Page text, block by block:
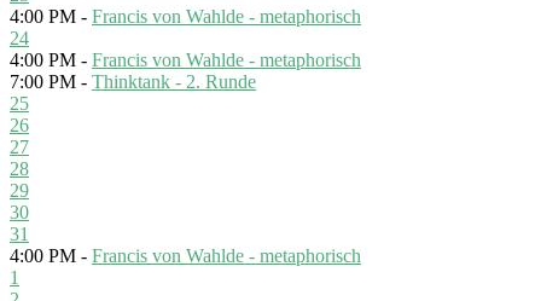
4:00 PM - Francis von Wahlde - metaphorisch
24
4:00 PM - Francis von Wahlde - metaphorisch
7:00 PM - Thinktank - 2. Runde
25
26
27
28
29
30
31
4:00 PM - Francis von Wahlde - metaphorisch
1